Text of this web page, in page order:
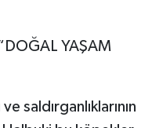
YAŞAM
saldırganlıklarının